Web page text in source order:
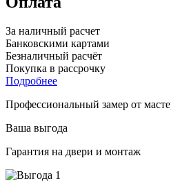
За наличный расчет
Банковскими картами
Безналичный расчёт
Покупка в рассрочку
Подробнее
Профессиональный замер от
Ваша выгода
Гарантия на двери и монтаж